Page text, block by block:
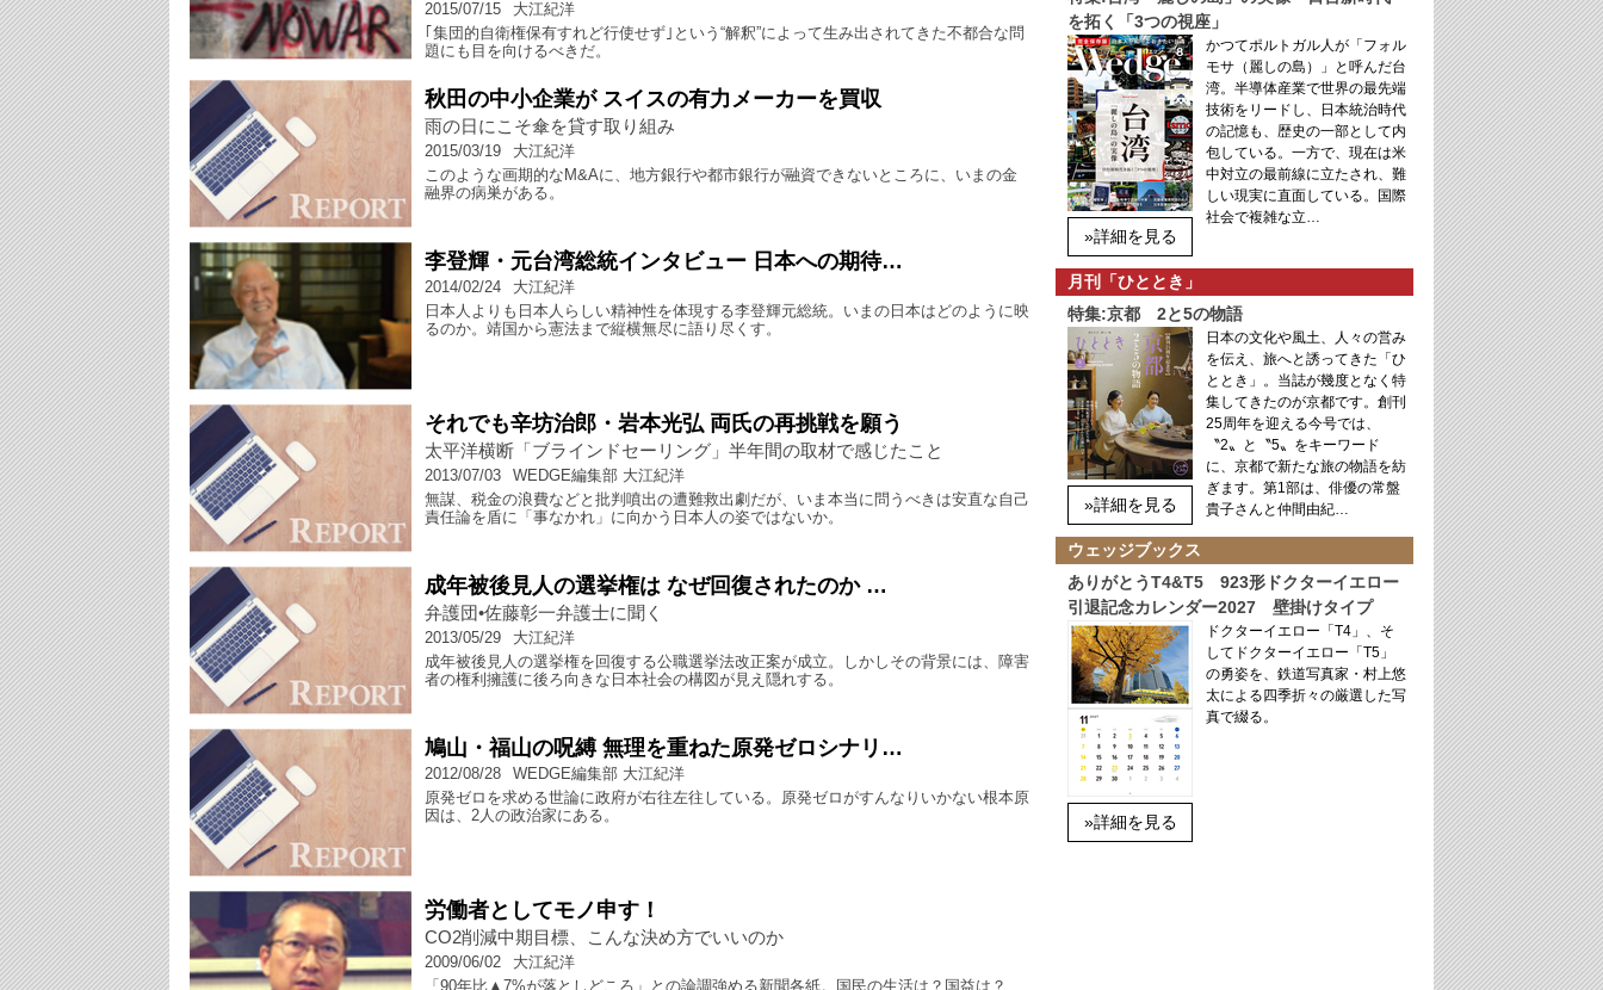
2015/07/15
大江紀洋
｢集団的自衛権保有すれど行使せず｣という“解釈”によって生み出されてきた不都合な問
題にも目を向けるべきだ。
秋田の中小企業が スイスの有力メーカーを買収
雨の日にこそ傘を貸す取り組み
2015/03/19
大江紀洋
このような画期的なM&Aに、地方銀行や都市銀行が融資できないところに、いまの金
融界の病巣がある。
李登輝・元台湾総統インタビュー 日本への期待…
2014/02/24
大江紀洋
日本人よりも日本人らしい精神性を体現する李登輝元総統。いまの日本はどのように映
るのか。靖国から憲法まで縦横無尽に語り尽くす。
それでも辛坊治郎・岩本光弘 両氏の再挑戦を願う
太平洋横断「ブラインドセーリング」半年間の取材で感じたこと
2013/07/03
WEDGE編集部 大江紀洋
無謀、税金の浪費などと批判噴出の遭難救出劇だが、いま本当に問うべきは安直な自己
責任論を盾に「事なかれ」に向かう日本人の姿ではないか。
成年被後見人の選挙権は なぜ回復されたのか …
弁護団•佐藤彰一弁護士に聞く
2013/05/29
大江紀洋
成年被後見人の選挙権を回復する公職選挙法改正案が成立。しかしその背景には、障害
者の権利擁護に後ろ向きな日本社会の構図が見え隠れする。
鳩山・福山の呪縛 無理を重ねた原発ゼロシナリ…
2012/08/28
WEDGE編集部 大江紀洋
原発ゼロを求める世論に政府が右往左往している。原発ゼロがすんなりいかない根本原
因は、2人の政治家にある。
労働者としてモノ申す！
CO2削減中期目標、こんな決め方でいいのか
2009/06/02
大江紀洋
「90年比▲7%が落としどころ」との論調強める新聞各紙。国民の生活は？国益は？
を拓く「3つの視座」
»詳細を見る
かつてポルトガル人が「フォル
モサ（麗しの島）」と呼んだ台
湾。半導体産業で世界の最先端
技術をリードし、日本統治時代
の記憶も、歴史の一部として内
包している。一方で、現在は米
中対立の最前線に立たされ、難
しい現実に直面している。国際
社会で複雑な立…
月刊「ひととき」
特集:京都 2と5の物語
»詳細を見る
日本の文化や風土、人々の営み
を伝え、旅へと誘ってきた「ひ
ととき」。当誌が幾度となく特
集してきたのが京都です。創刊
25周年を迎える今号では、
〝2〟と〝5〟をキーワード
に、京都で新たな旅の物語を紡
ぎます。第1部は、俳優の常盤
貴子さんと仲間由紀…
ウェッジブックス
ありがとうT4&T5 923形ドクターイエロー
引退記念カレンダー2027 壁掛けタイプ
»詳細を見る
ドクターイエロー「T4」、そ
してドクターイエロー「T5」
の勇姿を、鉄道写真家・村上悠
太による四季折々の厳選した写
真で綴る。